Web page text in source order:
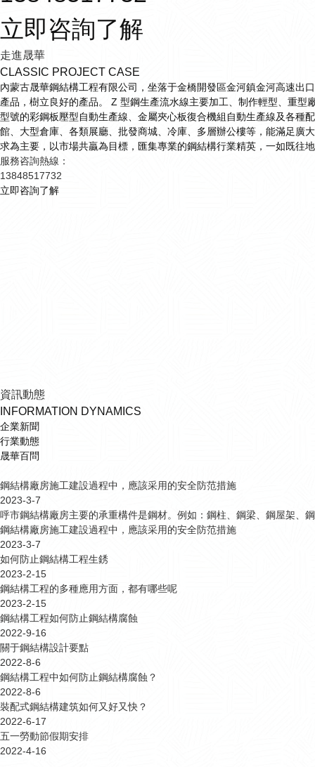
立即咨詢了解
走進晟華
CLASSIC PROJECT CASE
內蒙古晟華鋼結構工程有限公司，坐落于金橋開發區金河鎮金河高速出
產品，樹立良好的產品。 Z 型鋼生產流水線主要加工、制作輕型、重
型號的彩鋼板壓型自動生產線、金屬夾心板復合機組自動生產線及各種
館、大型倉庫、各類展廳、批發商城、冷庫、多層辦公樓等，能滿足廣
求為主要，以市場共贏為目標，匯集專業的鋼結構行業精英，一如既往
服務咨詢熱線：
13848517732
立即咨詢了解
資訊動態
INFORMATION DYNAMICS
企業新聞
行業動態
晟華百問
鋼結構廠房施工建設過程中，應該采用的安全防范措施
2023-3-7
呼市鋼結構廠房主要的承重構件是鋼材。例如：鋼柱、鋼梁、鋼屋架、
鋼結構廠房施工建設過程中，應該采用的安全防范措施
2023-3-7
如何防止鋼結構工程生銹
2023-2-15
鋼結構工程的多種應用方面，都有哪些呢
2023-2-15
鋼結構工程如何防止鋼結構腐蝕
2022-9-16
關于鋼結構設計要點
2022-8-6
鋼結構工程中如何防止鋼結構腐蝕？
2022-8-6
裝配式鋼結構建筑如何又好又快？
2022-6-17
五一勞動節假期安排
2022-4-16